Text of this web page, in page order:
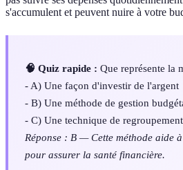
s'accumulent et peuvent nuire à votre
🧠 Quiz rapide : Que représente la
- A) Une façon d'investir de l'argent
- B) Une méthode de gestion
- C) Une technique de
Réponse : B — Cette méthode aide
pour assurer la santé financière.